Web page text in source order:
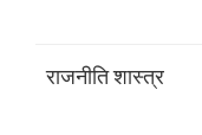
राजनीति शास्‍त्र